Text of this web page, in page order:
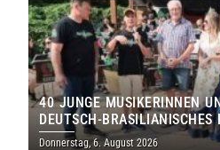
40 JUNGE MUSIKERINNEN
DEUTSCH-
THOLEY
Donnerstag, 6. August 2026